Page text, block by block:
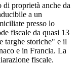
di proprietà anche da
a un
presso lo
fiscale da quasi 13
targhe storiche" e il
e in Francia. La
fiscale.